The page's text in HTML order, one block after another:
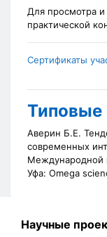
Для просмотра и
практической
Сертификаты
Аверин Б.Е.
современных
Международной
Уфа: Omega
Научные